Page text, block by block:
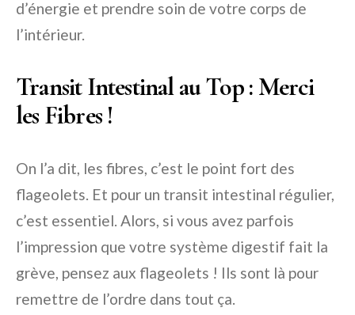
d’énergie et prendre soin de votre corps de
l’intérieur.
Transit Intestinal au Top : Merci
les Fibres !
On l’a dit, les fibres, c’est le point fort des
flageolets. Et pour un transit intestinal régulier,
c’est essentiel. Alors, si vous avez parfois
l’impression que votre système digestif fait la
grève, pensez aux flageolets ! Ils sont là pour
remettre de l’ordre dans tout ça.